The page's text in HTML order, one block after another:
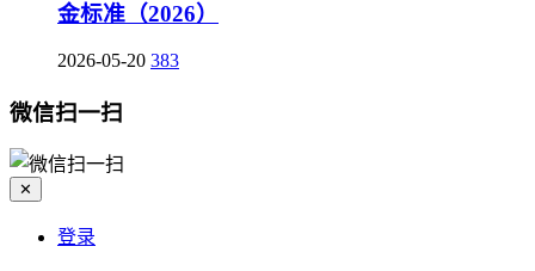
金标准（2026）
2026-05-20 383
微信扫一扫
✕
登录